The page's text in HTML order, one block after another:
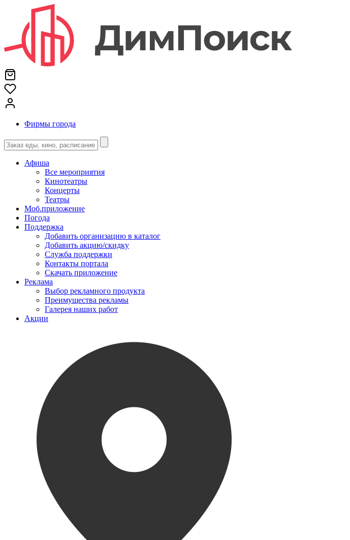
Фирмы города
Афиша
Все мероприятия
Кинотеатры
Концерты
Театры
Моб.приложение
Погода
Поддержка
Добавить организацию в каталог
Добавить акцию/скидку
Служба поддержки
Контакты портала
Скачать приложение
Реклама
Выбор рекламного продукта
Преимущества рекламы
Галерея наших работ
Акции